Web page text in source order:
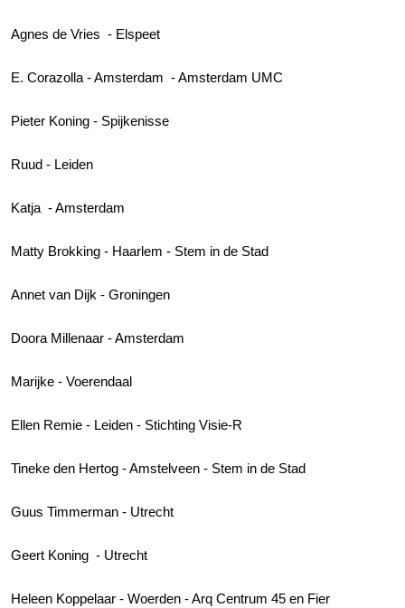
Agnes de Vries - Elspeet
E. Corazolla - Amsterdam - Amsterdam UMC
Pieter Koning - Spijkenisse
Ruud - Leiden
Katja - Amsterdam
Matty Brokking - Haarlem - Stem in de Stad
Annet van Dijk - Groningen
Doora Millenaar - Amsterdam
Marijke - Voerendaal
Ellen Remie - Leiden - Stichting Visie-R
Tineke den Hertog - Amstelveen - Stem in de Stad
Guus Timmerman - Utrecht
Geert Koning - Utrecht
Heleen Koppelaar - Woerden - Arq Centrum 45 en Fier